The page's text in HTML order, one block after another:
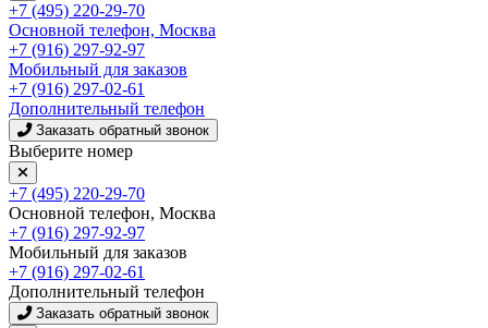
+7 (495) 220-29-70
Основной телефон, Москва
+7 (916) 297-92-97
Мобильный для заказов
+7 (916) 297-02-61
Дополнительный телефон
Заказать обратный звонок
Выберите номер
+7 (495) 220-29-70
Основной телефон, Москва
+7 (916) 297-92-97
Мобильный для заказов
+7 (916) 297-02-61
Дополнительный телефон
Заказать обратный звонок